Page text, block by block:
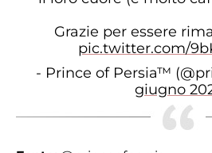
Grazie per essere
pic.twitter.com/
- Prince of Persia™
giugno